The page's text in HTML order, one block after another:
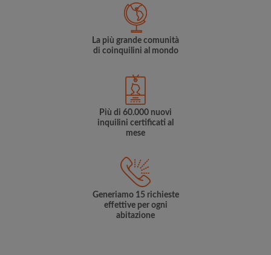
La più grande comunità
di coinquilini al mondo
Più di 60.000 nuovi
inquilini certificati al
mese
Generiamo 15 richieste
effettive per ogni
abitazione